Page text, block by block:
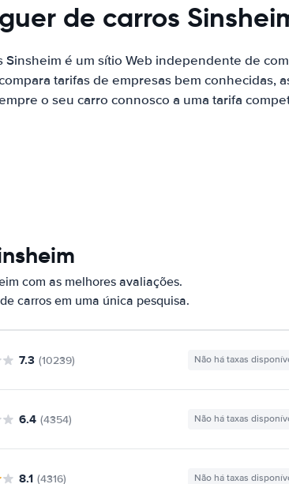
de carros
Sinsheim é um sítio Web independente de
tarifas de empresas bem conhecidas,
o seu carro connosco a uma tarifa
com as melhores avaliações.
carros em uma única pesquisa.
7.3 (10239) Não há taxas
6.4 (4354) Não há taxas
8.1 (4316) Não há taxas